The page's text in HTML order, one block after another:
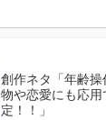
創作ネタ「年齢操
物や恋愛にも応用
定！！」